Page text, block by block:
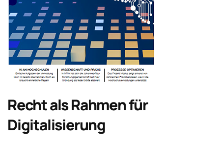
Recht als Rahmen für
Digitalisierung